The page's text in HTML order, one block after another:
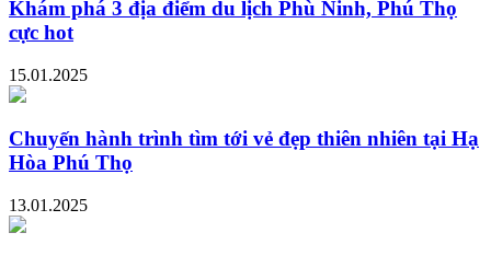
Khám phá 3 địa điểm du lịch Phù Ninh, Phú Thọ
cực hot
15.01.2025
Chuyến hành trình tìm tới vẻ đẹp thiên nhiên tại Hạ
Hòa Phú Thọ
13.01.2025